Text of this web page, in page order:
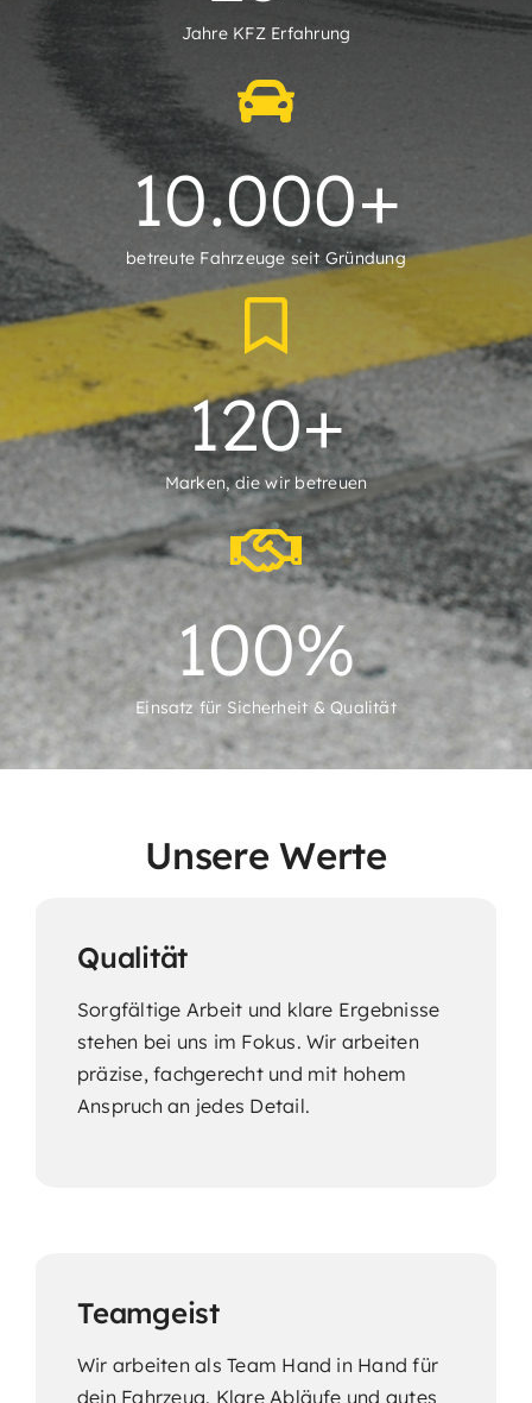
Jahre KFZ Erfahrung
10.000+
betreute Fahrzeuge seit Gründung
120+
Marken, die wir betreuen
100%
Einsatz für Sicherheit & Qualität
Unsere Werte
Qualität
Sorgfältige Arbeit und klare Ergebnisse
stehen bei uns im Fokus. Wir arbeiten
präzise, fachgerecht und mit hohem
Anspruch an jedes Detail.
Teamgeist
Wir arbeiten als Team Hand in Hand für
dein Fahrzeug. Klare Abläufe und gutes